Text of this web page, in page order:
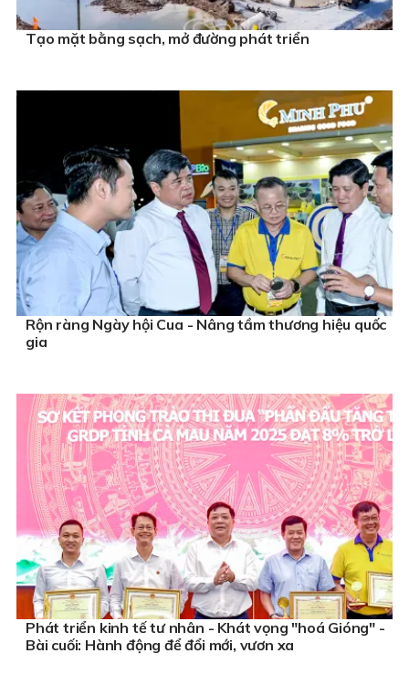
Tạo mặt bằng sạch, mở đường phát triển
Rộn ràng Ngày hội Cua - Nâng tầm thương hiệu quốc
gia
Phát triển kinh tế tư nhân - Khát vọng "hoá Gióng" -
Bài cuối: Hành động để đổi mới, vươn xa